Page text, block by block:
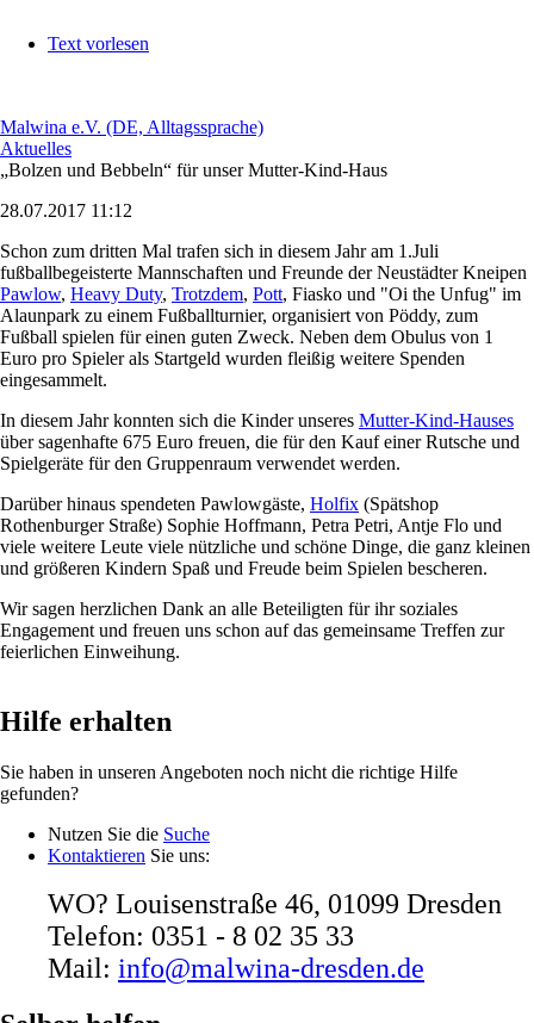
Text vorlesen
Malwina e.V. (DE, Alltagssprache)
Aktuelles
„Bolzen und Bebbeln“ für unser Mutter-Kind-Haus
28.07.2017 11:12
Schon zum dritten Mal trafen sich in diesem Jahr am 1.Juli
fußballbegeisterte Mannschaften und Freunde der Neustädter Kneipen
Pawlow, Heavy Duty, Trotzdem, Pott, Fiasko und "Oi the Unfug" im
Alaunpark zu einem Fußballturnier, organisiert von Pöddy, zum
Fußball spielen für einen guten Zweck. Neben dem Obulus von 1
Euro pro Spieler als Startgeld wurden fleißig weitere Spenden
eingesammelt.
In diesem Jahr konnten sich die Kinder unseres Mutter-Kind-Hauses
über sagenhafte 675 Euro freuen, die für den Kauf einer Rutsche und
Spielgeräte für den Gruppenraum verwendet werden.
Darüber hinaus spendeten Pawlowgäste, Holfix (Spätshop
Rothenburger Straße) Sophie Hoffmann, Petra Petri, Antje Flo und
viele weitere Leute viele nützliche und schöne Dinge, die ganz kleinen
und größeren Kindern Spaß und Freude beim Spielen bescheren.
Wir sagen herzlichen Dank an alle Beteiligten für ihr soziales
Engagement und freuen uns schon auf das gemeinsame Treffen zur
feierlichen Einweihung.
Hilfe erhalten
Sie haben in unseren Angeboten noch nicht die richtige Hilfe
gefunden?
Nutzen Sie die Suche
Kontaktieren Sie uns:
WO? Louisenstraße 46, 01099 Dresden
Telefon: 0351 - 8 02 35 33
Mail: info@malwina-dresden.de